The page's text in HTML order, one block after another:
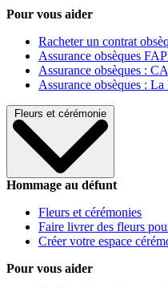
Pour vous aider
Racheter un contrat
Assurance obsèques
Assurance obsèques :
Assurance obsèques :
Fleurs et cérémonie
Hommage au défunt
Fleurs et cérémonies
Faire livrer des fleurs
Créer votre espace
Pour vous aider